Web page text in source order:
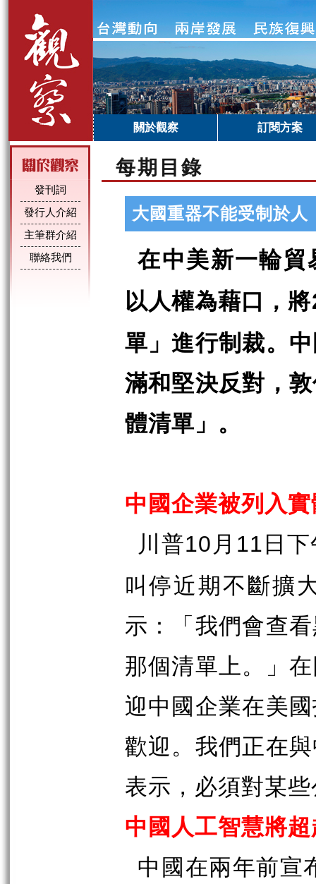
關於觀察 訂閱方案
發刊詞
發行人介紹
主筆群介紹
聯絡我們
每期目錄
大國重器不能受制於人
在中美新一輪
以人權為藉口，將
單」進行制裁。
滿和堅決反對，
體清單」。
中國企業被列入
川普10 月 11日
叫停近期不斷擴
示：「我們會查
那個清單上。」
迎中國企業在美
歡迎。我們正在
表示，必須對某
中國人工智慧將
中國在兩年前宣